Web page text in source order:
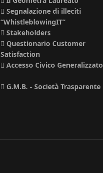
Segnalazione di illeciti
“WhistleblowingIT”
Stakeholders
Questionario Customer
Satisfaction
Accesso Civico Generalizzato
G.M.B. - Società Trasparente